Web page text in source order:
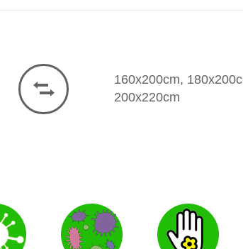
160x200cm,
200x220cm